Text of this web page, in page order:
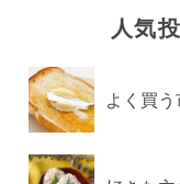
人気
よく買う